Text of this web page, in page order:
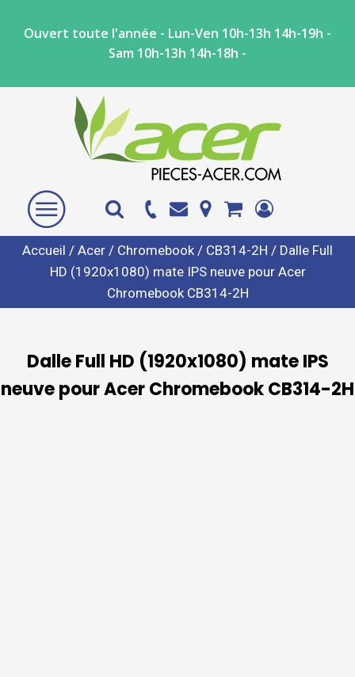
Ouvert toute l'année - Lun-Ven 10h-13h 14h-19h -
Sam 10h-13h 14h-18h -
Accueil / Acer / Chromebook / CB314-2H / Dalle Full
HD (1920x1080) mate IPS neuve pour Acer
Chromebook CB314-2H
Dalle Full HD (1920x1080) mate IPS
neuve pour Acer Chromebook CB314-2H